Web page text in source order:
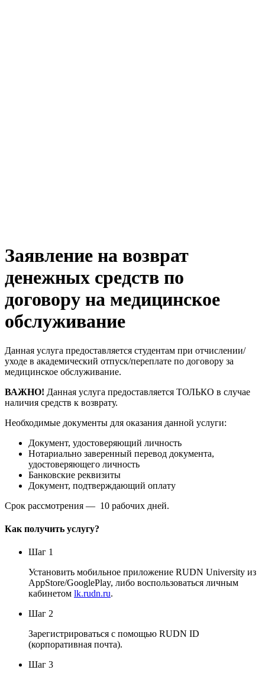
Заявление на возврат
денежных средств по
договору на медицинское
обслуживание
Данная услуга предоставляется студентам при отчислении/
уходе в академический отпуск/переплате по договору за
медицинское обслуживание.
ВАЖНО! Данная услуга предоставляется ТОЛЬКО в случае
наличия средств к возврату.
Необходимые документы для оказания данной услуги:
Документ, удостоверяющий личность
Нотариально заверенный перевод документа,
удостоверяющего личность
Банковские реквизиты
Документ, подтверждающий оплату
Срок рассмотрения — 10 рабочих дней.
Как получить услугу?
Шаг 1
Установить мобильное приложение RUDN University из
AppStore/GooglePlay, либо воспользоваться личным
кабинетом lk.rudn.ru.
Шаг 2
Зарегистрироваться с помощью RUDN ID
(корпоративная почта).
Шаг 3